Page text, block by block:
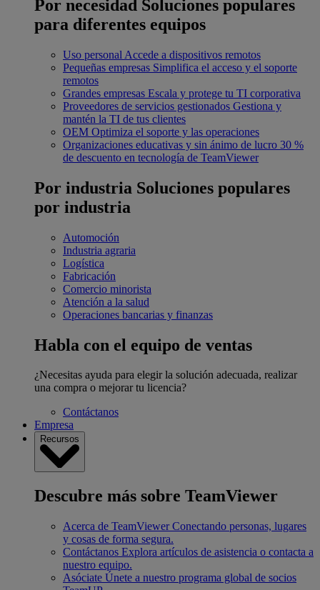
Por necesidad Soluciones populares
para diferentes equipos
Uso personal Accede a dispositivos remotos
Pequeñas empresas Simplifica el acceso y el soporte
remotos
Grandes empresas Escala y protege tu TI corporativa
Proveedores de servicios gestionados Gestiona y
mantén la TI de tus clientes
OEM Optimiza el soporte y las operaciones
Organizaciones educativas y sin ánimo de lucro 30 %
de descuento en tecnología de TeamViewer
Por industria Soluciones populares
por industria
Automoción
Industria agraria
Logística
Fabricación
Comercio minorista
Atención a la salud
Operaciones bancarias y finanzas
Habla con el equipo de ventas
¿Necesitas ayuda para elegir la solución adecuada, realizar
una compra o mejorar tu licencia?
Contáctanos
Empresa
Recursos
Descubre más sobre TeamViewer
Acerca de TeamViewer Conectando personas, lugares
y cosas de forma segura.
Contáctanos Explora artículos de asistencia o contacta a
nuestro equipo.
Asóciate Únete a nuestro programa global de socios